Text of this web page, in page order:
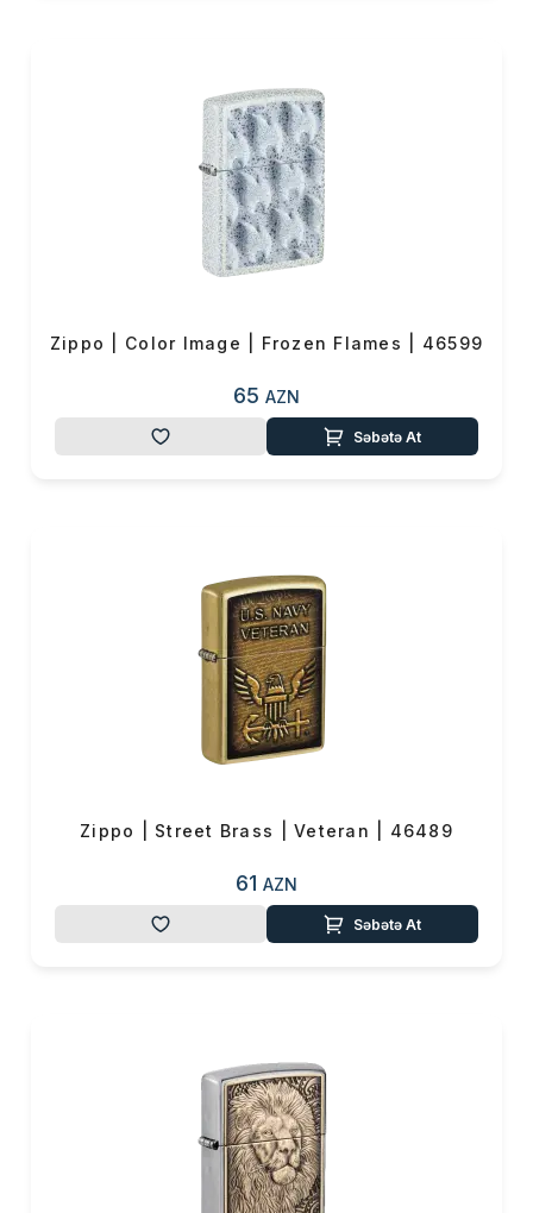
Zippo | Color Image | Frozen Flames | 46599
65 AZN
Səbətə At
Zippo | Street Brass | Veteran | 46489
61 AZN
Səbətə At
Sifarişin detalları